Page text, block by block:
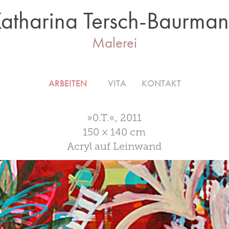
Tersch-
Malerei
ARBEITEN VITA KONTAKT
»0.T.«, 2011
150 × 140 cm
Acryl auf Leinwand